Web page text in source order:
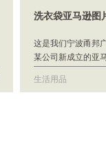
洗衣袋亚马逊图
这是我们宁波甬邦
某公司新成立的亚
生活用品